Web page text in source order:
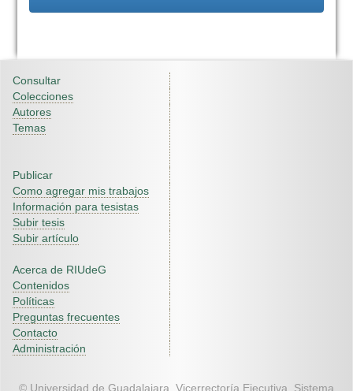
Consultar
Colecciones
Autores
Temas
Publicar
Como agregar mis trabajos
Información para tesistas
Subir tesis
Subir artículo
Acerca de RIUdeG
Contenidos
Políticas
Preguntas frecuentes
Contacto
Administración
© Universidad de Guadalajara. Vicerrectoría Ejecutiva. Sistema